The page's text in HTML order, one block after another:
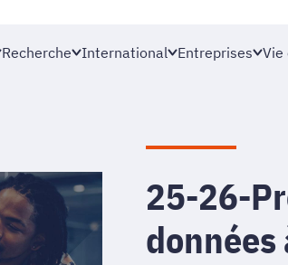
Recherche International Entreprises Vie
25-26-
données